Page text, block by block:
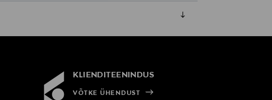
KLIENDITEENINDUS
VÕTKE ÜHENDUST